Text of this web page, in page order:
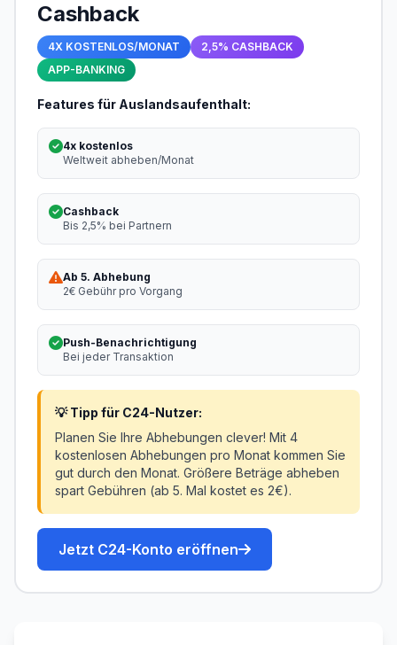
Cashback
4X KOSTENLOS/MONAT
2,5% CASHBACK
APP-BANKING
Features für Auslandsaufenthalt:
4x kostenlos
Weltweit abheben/Monat
Cashback
Bis 2,5% bei Partnern
Ab 5. Abhebung
2€ Gebühr pro Vorgang
Push-Benachrichtigung
Bei jeder Transaktion
💡 Tipp für C24-Nutzer:
Planen Sie Ihre Abhebungen clever! Mit 4
kostenlosen Abhebungen pro Monat kommen Sie
gut durch den Monat. Größere Beträge abheben
spart Gebühren (ab 5. Mal kostet es 2€).
Jetzt C24-Konto eröffnen